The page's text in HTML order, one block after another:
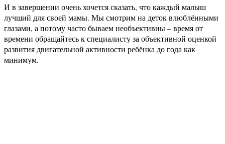
И в завершении очень хочется сказать, что каждый малыш
лучший для своей мамы. Мы смотрим на деток влюблёнными
глазами, а потому часто бываем необъективны – время от
времени обращайтесь к специалисту за объективной оценкой
развития двигательной активности ребёнка до года как
минимум.